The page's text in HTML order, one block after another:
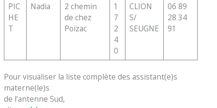
PIC
HE
T
Nadia
2 chemin
de chez
Poizac
1
7
2
4
0
CLION
S/
SEUGNE
06 89
28 34
91
Pour visualiser la liste complète des assistant(e)s
materne(le)s
de l’antenne Sud,